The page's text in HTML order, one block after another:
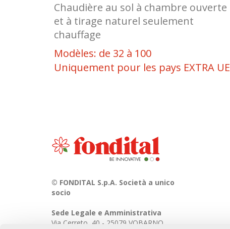
Chaudière au sol à chambre ouverte
et à tirage naturel seulement
chauffage
Modèles: de 32 à 100
Uniquement pour les pays EXTRA UE
© FONDITAL S.p.A. Società a unico
socio
Sede Legale e Amministrativa
Via Cerreto, 40 - 25079 VOBARNO